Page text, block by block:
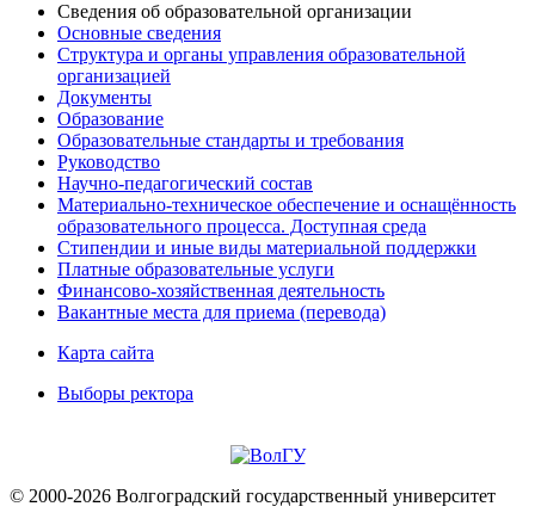
Сведения об образовательной организации
Основные сведения
Структура и органы управления образовательной
организацией
Документы
Образование
Образовательные стандарты и требования
Руководство
Научно-педагогический состав
Материально-техническое обеспечение и оснащённость
образовательного процесса. Доступная среда
Стипендии и иные виды материальной поддержки
Платные образовательные услуги
Финансово-хозяйственная деятельность
Вакантные места для приема (перевода)
Карта сайта
Выборы ректора
© 2000-2026 Волгоградский государственный университет